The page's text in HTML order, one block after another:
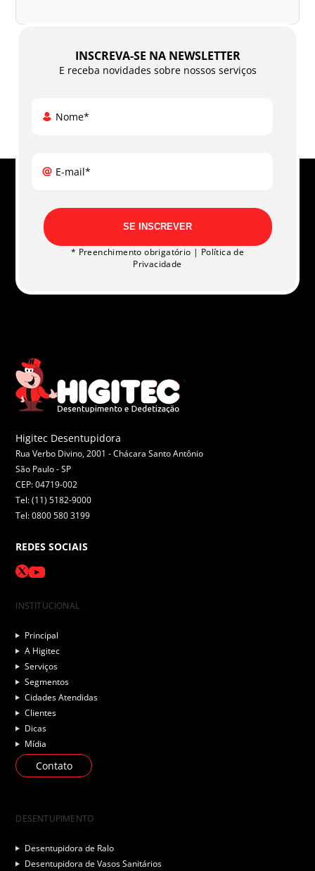
INSCREVA-SE NA NEWSLETTER
E receba novidades sobre nossos serviços
Nome*
E-mail*
SE INSCREVER
* Preenchimento obrigatório | Política de
Privacidade
Higitec Desentupidora
Rua Verbo Divino, 2001 - Chácara Santo Antônio
São Paulo -SP
CEP: 04719-002
Tel: (11) 5182-9000
Tel: 0800 580 3199
REDES SOCIAIS
INSTITUCIONAL
Principal
A Higitec
Serviços
Segmentos
Cidades Atendidas
Clientes
Dicas
Mídia
Contato
DESENTUPIMENTO
Desentupidora de Ralo
Desentupidora de Vasos Sanitários